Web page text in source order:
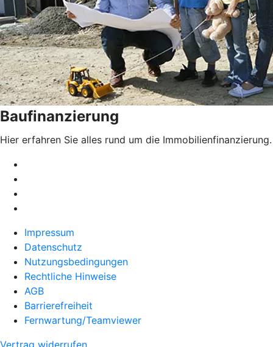
Baufinanzierung
Hier erfahren Sie alles rund um die Immobilienfinanzierung.
Impressum
Datenschutz
Nutzungsbedingungen
Rechtliche Hinweise
AGB
Barrierefreiheit
Fernwartung/Teamviewer
Vertrag widerrufen